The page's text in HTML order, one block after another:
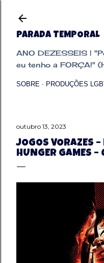
PARADA TEMPORAL
ANO DEZESSEIS |
eu tenho a FORÇA!"
SOBRE PRODUÇÕES
outubro 13, 2023
JOGOS VORAZES
HUNGER GAMES –